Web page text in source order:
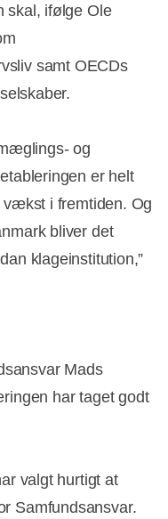
skal, ifølge Ole
samt OECDs
og
er helt
i fremtiden. Og
bliver det
klageinstitution,”
Mads
har taget godt
valgt hurtigt at
Samfundsansvar.